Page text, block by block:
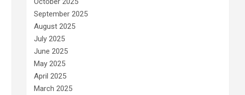
September 2025
August 2025
July 2025
June 2025
May 2025
April 2025
March 2025